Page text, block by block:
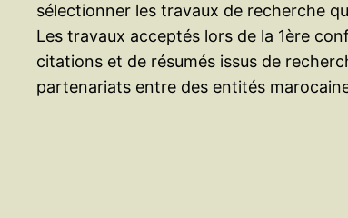
sélectionner les travaux de recherche
Les travaux acceptés lors de la 1ère
citations et de résumés issus de
partenariats entre des entités